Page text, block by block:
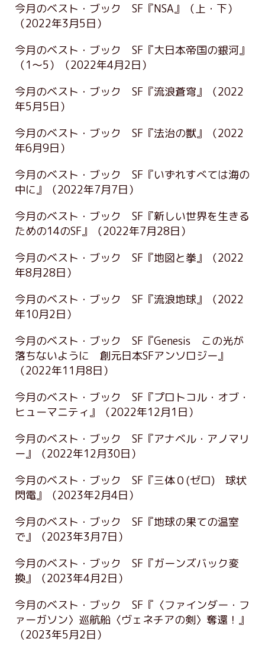
今月のベスト・ブック SF『NSA』（上・下）
（2022年3月5日）
今月のベスト・ブック SF『大日本帝国の銀河』
（1～5）
（2022年4月2日）
今月のベスト・ブック SF『流浪蒼穹』
（2022
年5月5日）
今月のベスト・ブック SF『法治の獣』
（2022
年6月9日）
今月のベスト・ブック SF『いずれすべては海の
中に』
（2022年7月7日）
今月のベスト・ブック SF『新しい世界を生きる
ための14のSF』
（2022年7月28日）
今月のベスト・ブック SF『地図と拳』
（2022
年8月28日）
今月のベスト・ブック SF『流浪地球』
（2022
年10月2日）
今月のベスト・ブック SF『Genesis この光が
落ちないように 創元日本SFアンソロジー』
（2022年11月8日）
今月のベスト・ブック SF『プロトコル・オブ・
ヒューマニティ』
（2022年12月1日）
今月のベスト・ブック SF『アナベル・アノマリ
ー』
（2022年12月30日）
今月のベスト・ブック SF『三体０(ゼロ) 球状
閃電』
（2023年2月4日）
今月のベスト・ブック SF『地球の果ての温室
で』
（2023年3月7日）
今月のベスト・ブック SF『ガーンズバック変
換』
（2023年4月2日）
今月のベスト・ブック SF『〈ファインダー・フ
ァーガソン〉巡航船〈ヴェネチアの剣〉奪還！』
（2023年5月2日）